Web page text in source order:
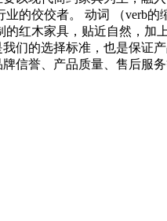
的佼佼者。 动词 （verb
红木家具，贴近自然，加
们的选择标准，也是保证
信誉、产品质量、售后服